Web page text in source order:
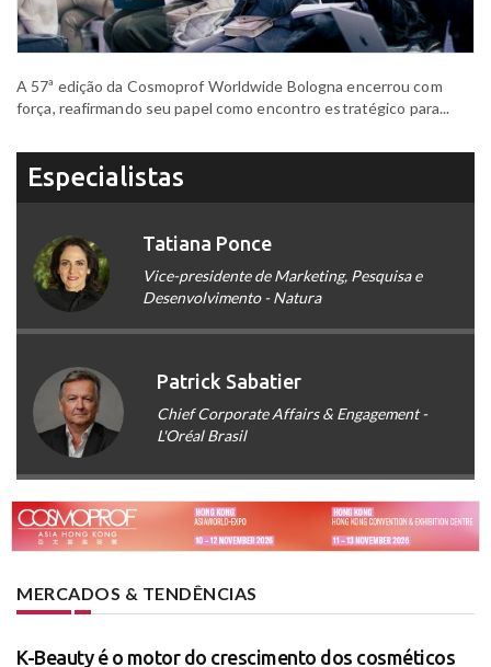
A 57ª edição da Cosmoprof Worldwide Bologna encerrou com
força, reafirmando seu papel como encontro estratégico para...
Especialistas
Tatiana Ponce
Vice-presidente de Marketing, Pesquisa e
Desenvolvimento - Natura
Patrick Sabatier
Chief Corporate Affairs & Engagement -
L'Oréal Brasil
MERCADOS & TENDÊNCIAS
K-Beauty é o motor do crescimento dos cosméticos